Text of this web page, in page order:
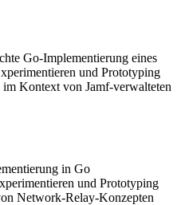
Go-Implementierung eines
und Prototyping
Kontext von Jamf-verwalteten
in Go
und Prototyping
Network-Relay-Konzepten